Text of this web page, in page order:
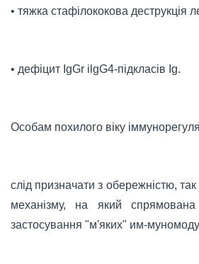
• тяжка стафілококова деструкція
• дефіцит IgGr іlgG4-підкласів Ig.
Особам похилого віку
слід призначати з обережністю,
механізму, на який
застосування "м'яких" им-